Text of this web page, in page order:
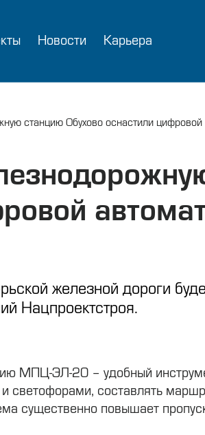
Новости Карьера
станцию Обухово оснастили цифровой
железной дороги
Нацпроектстроя.
МПЦ-ЭЛ-20 – удобный
составлять
существенно повышает